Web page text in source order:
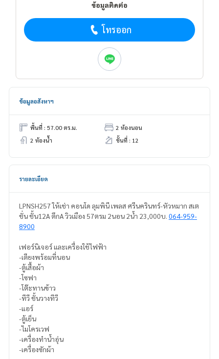
ข้อมูลติดต่อ
โทรออก
ข้อมูลอสังหาฯ
พื้นที่ : 57.00 ตร.ม.
2 ห้องนอน
2 ห้องน้ำ
ชั้นที่ : 12
รายละเอียด
LPNSH257 ให้เช่า คอนโด ลุมพินี เพลส ศรีนครินทร์-หัวหมาก สเต
ชั่น ชั้น12A ตึกA วิวเมือง 57ตรม 2นอน 2น้ำ 23,000บ. 064-959-
8900
เฟอร์นิเจอร์ และเครื่องใช้ไฟฟ้า
-เตียงพร้อมที่นอน
-ตู้เสื้อผ้า
-โซฟา
-โต๊ะทานข้าว
-ทีวี ชั้นวางทีวี
-แอร์
-ตู้เย็น
-ไมโครเวฟ
-เครื่องทำน้ำอุ่น
-เครื่องซักผ้า